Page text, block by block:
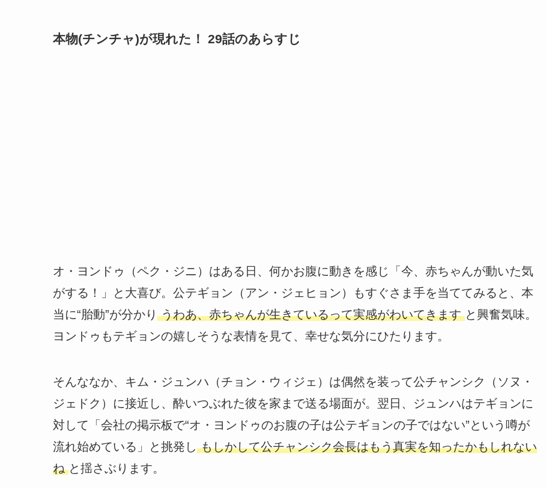
本物(チンチャ)が現れた！ 29話のあらすじ
オ・ヨンドゥ（ペク・ジニ）はある日、何かお腹に動きを感じ「今、赤ちゃんが動いた気
がする！」と大喜び。公テギョン（アン・ジェヒョン）もすぐさま手を当ててみると、本
当に“胎動”が分かり うわあ、赤ちゃんが生きているって実感がわいてきますと興奮気味。
ヨンドゥもテギョンの嬉しそうな表情を見て、幸せな気分にひたります。
そんななか、キム・ジュンハ（チョン・ウィジェ）は偶然を装って公チャンシク（ソヌ・
ジェドク）に接近し、酔いつぶれた彼を家まで送る場面が。翌日、ジュンハはテギョンに
対して「会社の掲示板で“オ・ヨンドゥのお腹の子は公テギョンの子ではない”という噂が
流れ始めている」と挑発しもしかして公チャンシク会長はもう真実を知ったかもしれない
ねと揺さぶります。